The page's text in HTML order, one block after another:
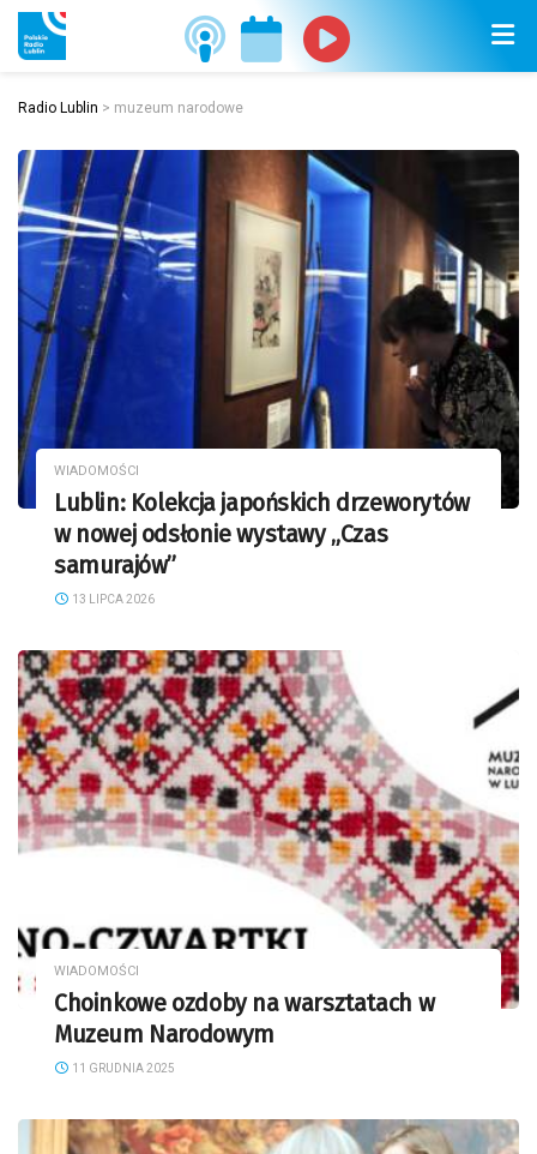
Radio Lublin > muzeum narodowe
WIADOMOŚCI
Lublin: Kolekcja japońskich drzeworytów
w nowej odsłonie wystawy „Czas
samurajów”
13 LIPCA 2026
WIADOMOŚCI
Choinkowe ozdoby na warsztatach w
Muzeum Narodowym
11 GRUDNIA 2025